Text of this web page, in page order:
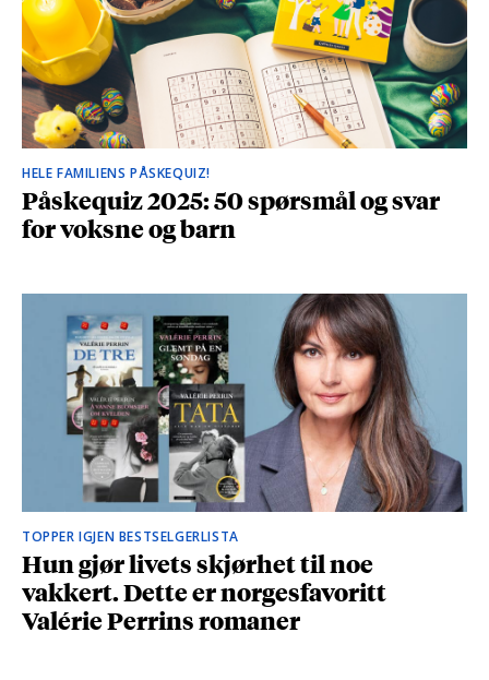
HELE FAMILIENS PÅSKEQUIZ!
Påskequiz 2025: 50 spørsmål og svar
for voksne og barn
TOPPER IGJEN BESTSELGERLISTA
Hun gjør livets skjørhet til noe
vakkert. Dette er norgesfavoritt
Valérie Perrins romaner